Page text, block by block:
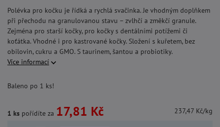
Polévka pro kočku je řídká a rychlá svačinka. Je vhodným doplňkem
při přechodu na granulovanou stavu – zvlhčí a změkčí granule.
Zejména pro starší kočky, pro kočky s dentálními potížemi či
koťátka. Vhodné i pro kastrované kočky. Složení s kuřetem, bez
obilovin, cukru a GMO. S taurinem, šantou a probiotiky.
Více informací
Baleno po 1 ks!
1 ks pořídíte za 17,81 Kč 237,47 Kč/kg